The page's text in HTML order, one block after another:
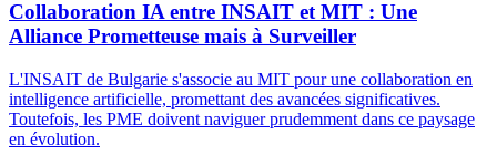
Collaboration IA entre INSAIT et MIT : Une
Alliance Prometteuse mais à Surveiller
L'INSAIT de Bulgarie s'associe au MIT pour une collaboration en
intelligence artificielle, promettant des avancées significatives.
Toutefois, les PME doivent naviguer prudemment dans ce paysage
en évolution.